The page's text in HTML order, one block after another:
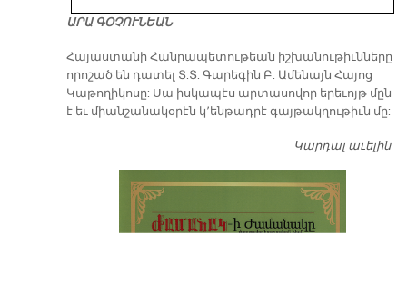
ԱՐԱ ԳՕՉՈՒՆԵԱՆ
​Հայաստանի Հանրապետութեան իշխանութիւնները
որոշած են դատել Տ.Տ. Գարեգին Բ. Ամենայն Հայոց
Կաթողիկոսը: Սա իսկապէս արտասովոր երեւոյթ մըն
է եւ միանշանակօրէն կ՚ենթադրէ գայթակղութիւն մը:
Կարդալ աւելին